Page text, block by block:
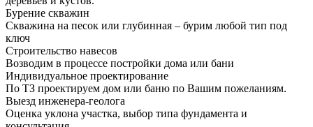
Бурение скважин
Скважина на песок или глубинная – бурим любой тип под
ключ
Строительство навесов
Возводим в процессе постройки дома или бани
Индивидуальное проектирование
По ТЗ проектируем дом или баню по Вашим пожеланиям.
Выезд инженера-геолога
Оценка уклона участка, выбор типа фундамента и